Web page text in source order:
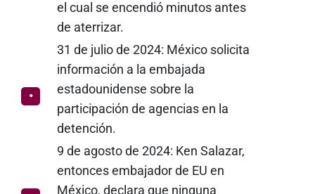
el cual se encendió minutos antes
de aterrizar.
31 de julio de 2024: México solicita
información a la embajada
estadounidense sobre la
participación de agencias en la
detención.
9 de agosto de 2024: Ken Salazar,
entonces embajador de EU en
México, declara que ninguna